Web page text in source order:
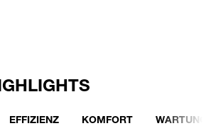
EFFIZIENZ KOMFORT WARTUNG